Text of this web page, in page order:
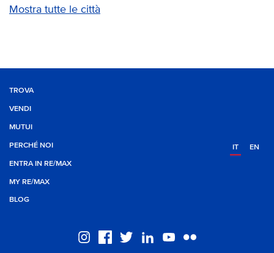
Mostra tutte le città
TROVA
VENDI
MUTUI
PERCHÉ NOI
ENTRA IN RE/MAX
MY RE/MAX
BLOG
IT EN